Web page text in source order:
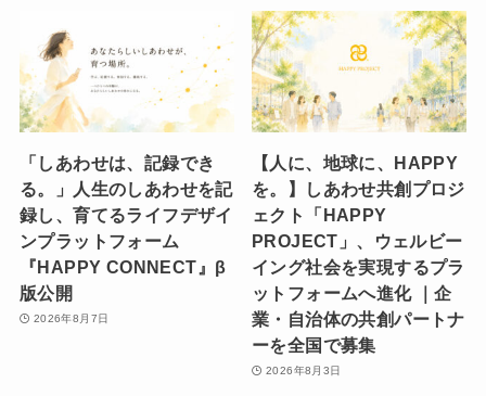
「しあわせは、記録でき
る。」人生のしあわせを記
録し、育てるライフデザイ
ンプラットフォーム
『HAPPY CONNECT』β
版公開
2026年8月7日
【人に、地球に、HAPPY
を。】しあわせ共創プロジ
ェクト「HAPPY
PROJECT」、ウェルビー
イング社会を実現するプラ
ットフォームへ進化 ｜企
業・自治体の共創パートナ
ーを全国で募集
2026年8月3日